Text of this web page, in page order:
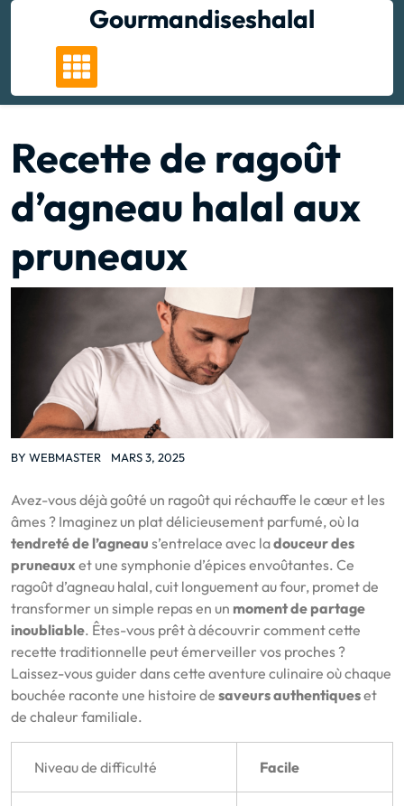
Gourmandiseshalal
Recette de ragoût
d’agneau halal aux
pruneaux
BY WEBMASTER MARS 3, 2025
Avez-vous déjà goûté un ragoût qui réchauffe le cœur et les
âmes ? Imaginez un plat délicieusement parfumé, où la
tendreté de l’agneau s’entrelace avec ladouceur des
pruneaux et une symphonie d’épices envoûtantes. Ce
ragoût d’agneau halal, cuit longuement au four, promet de
transformer un simple repas en un moment de partage
inoubliable. Êtes-vous prêt à découvrir comment cette
recette traditionnelle peut émerveiller vos proches ?
Laissez-vous guider dans cette aventure culinaire où chaque
bouchée raconte une histoire de saveurs authentiqueset
de chaleur familiale.
Niveau de difficulté Facile